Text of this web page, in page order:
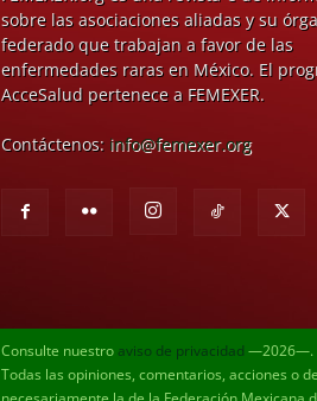
sobre las asociaciones aliadas y su
federado que trabajan a favor de las
enfermedades raras en México. El
AcceSalud pertenece a FEMEXER.
Contáctenos: info@femexer.org
Consulte nuestro aviso de privacidad —2026—.
Todas las opiniones, comentarios, acciones o